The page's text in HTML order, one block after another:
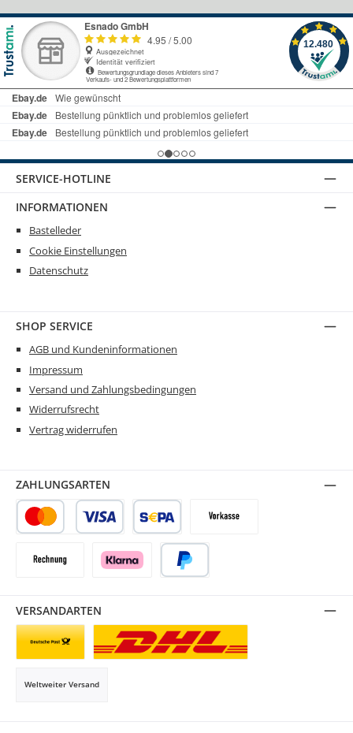
SERVICE-HOTLINE
INFORMATIONEN
Bastelleder
Cookie Einstellungen
Datenschutz
SHOP SERVICE
AGB und Kundeninformationen
Impressum
Versand und Zahlungsbedingungen
Widerrufsrecht
Vertrag widerrufen
VERSANDARTEN
Weltweiter Versand
ZAHLUNGSARTEN
SEPA LastschriftVorkasse